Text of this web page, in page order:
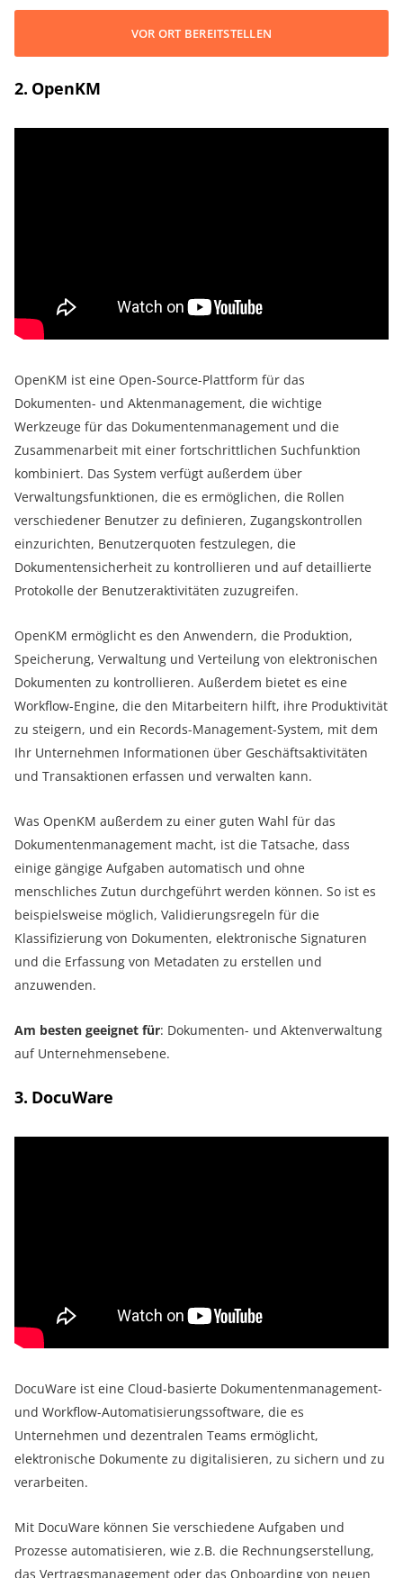
VOR ORT BEREITSTELLEN
2. OpenKM
OpenKM ist eine Open-Source-Plattform für das
Dokumenten- und Aktenmanagement, die wichtige
Werkzeuge für das Dokumentenmanagement und die
Zusammenarbeit mit einer fortschrittlichen Suchfunktion
kombiniert. Das System verfügt außerdem über
Verwaltungsfunktionen, die es ermöglichen, die Rollen
verschiedener Benutzer zu definieren, Zugangskontrollen
einzurichten, Benutzerquoten festzulegen, die
Dokumentensicherheit zu kontrollieren und auf detaillierte
Protokolle der Benutzeraktivitäten zuzugreifen.
OpenKM ermöglicht es den Anwendern, die Produktion,
Speicherung, Verwaltung und Verteilung von elektronischen
Dokumenten zu kontrollieren. Außerdem bietet es eine
Workflow-Engine, die den Mitarbeitern hilft, ihre Produktivität
zu steigern, und ein Records-Management-System, mit dem
Ihr Unternehmen Informationen über Geschäftsaktivitäten
und Transaktionen erfassen und verwalten kann.
Was OpenKM außerdem zu einer guten Wahl für das
Dokumentenmanagement macht, ist die Tatsache, dass
einige gängige Aufgaben automatisch und ohne
menschliches Zutun durchgeführt werden können. So ist es
beispielsweise möglich, Validierungsregeln für die
Klassifizierung von Dokumenten, elektronische Signaturen
und die Erfassung von Metadaten zu erstellen und
anzuwenden.
Am besten geeignet für: Dokumenten- und Aktenverwaltung
auf Unternehmensebene.
3. DocuWare
DocuWare ist eine Cloud-basierte Dokumentenmanagement-
und Workflow-Automatisierungssoftware, die es
Unternehmen und dezentralen Teams ermöglicht,
elektronische Dokumente zu digitalisieren, zu sichern und zu
verarbeiten.
Mit DocuWare können Sie verschiedene Aufgaben und
Prozesse automatisieren, wie z.B. die Rechnungserstellung,
das Vertragsmanagement oder das Onboarding von neuen